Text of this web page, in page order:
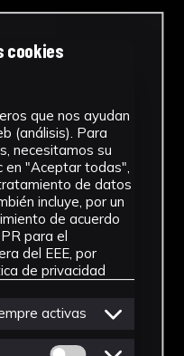
cookies
que nos ayudan
(análisis). Para
necesitamos su
en "Aceptar todas",
de datos
incluye, por un
de acuerdo
para el
del EEE, por
de privacidad
activas